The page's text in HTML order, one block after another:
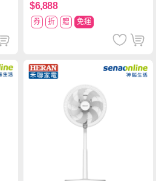
$6,888
券 折 贈 免運